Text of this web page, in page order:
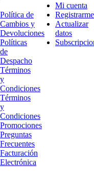
Política de
Cambios y
Devoluciones
Políticas
de
Despacho
Términos
y
Condiciones
Términos
y
Condiciones
Promociones
Preguntas
Frecuentes
Facturación
Electrónica
Mi cuenta
Registrarme
Actualizar
datos